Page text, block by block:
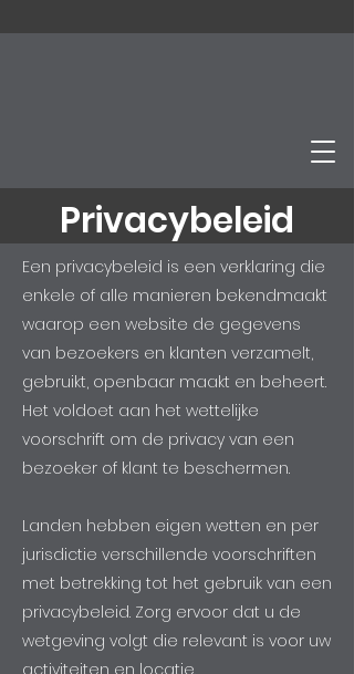
Privacybeleid
Een privacybeleid is een verklaring die
enkele of alle manieren bekendmaakt
waarop een website de gegevens
van bezoekers en klanten verzamelt,
gebruikt, openbaar maakt en beheert.
Het voldoet aan het wettelijke
voorschrift om de privacy van een
bezoeker of klant te beschermen.
Landen hebben eigen wetten en per
jurisdictie verschillende voorschriften
met betrekking tot het gebruik van een
privacybeleid. Zorg ervoor dat u de
wetgeving volgt die relevant is voor uw
activiteiten en locatie.